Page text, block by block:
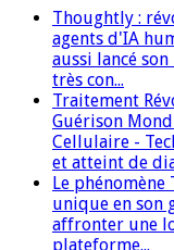
Thoughtly :
agents d'IA
aussi lancé son
très con...
Traitement
Guérison
Cellulaire -
et atteint de
Le
unique en son
affronter une
plateforme...